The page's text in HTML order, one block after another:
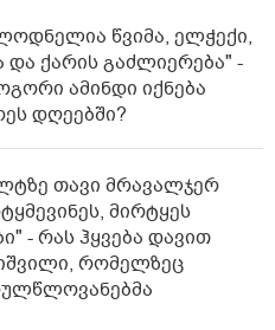
წვიმა, ელჭექი,
და ქარის გაძლიერება" -
ამინდი იქნება
დღეებში?
თავი მრავალჯერ
მირტყეს
- რას ჰყვება დავით
რომელზეც